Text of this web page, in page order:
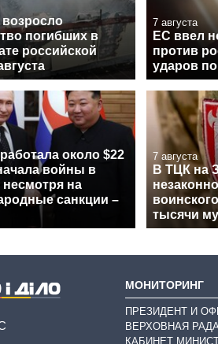
погибших в
российской
7 августа
ЕС ввел
против
ударов
около $22
войны в
несмотря на
санкции –
7 августа
В ТЦК на
тысячи
МОНИТОРИНГ
ПРЕЗИДЕНТ И
ВЕРХОВНАЯ
КАБИНЕТ